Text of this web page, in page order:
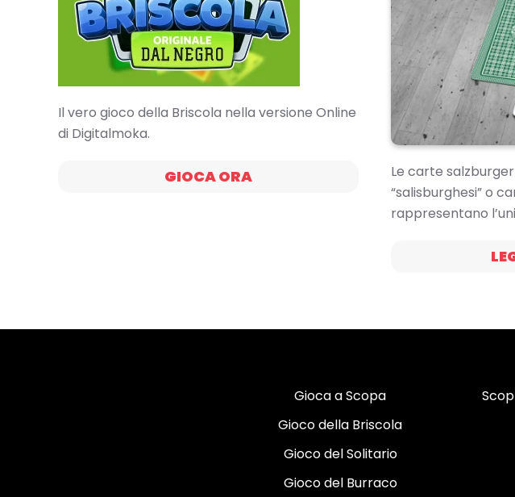
Il vero gioco della Briscola nella versione Online
di Digitalmoka.
GIOCA ORA
Le carte
“salisburghesi” o
rappresentano
Gioca a Scopa
Gioco della Briscola
Gioco del Solitario
Gioco del Burraco